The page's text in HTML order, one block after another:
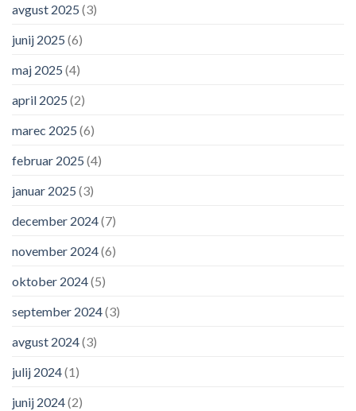
avgust 2025 (3)
junij 2025 (6)
maj 2025 (4)
april 2025 (2)
marec 2025 (6)
februar 2025 (4)
januar 2025 (3)
december 2024(7)
november 2024(6)
oktober 2024(5)
september 2024(3)
avgust 2024(3)
julij 2024(1)
junij 2024(2)